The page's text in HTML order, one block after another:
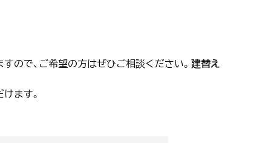
ので、ご希望の方はぜひご相談ください。 建替え
ます。